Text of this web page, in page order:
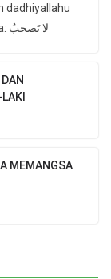
dadhiyallahu
anhu, sesungguhnya Rasulullah ﷺ bersabda: لا تَصحبُ
MEMANGSA